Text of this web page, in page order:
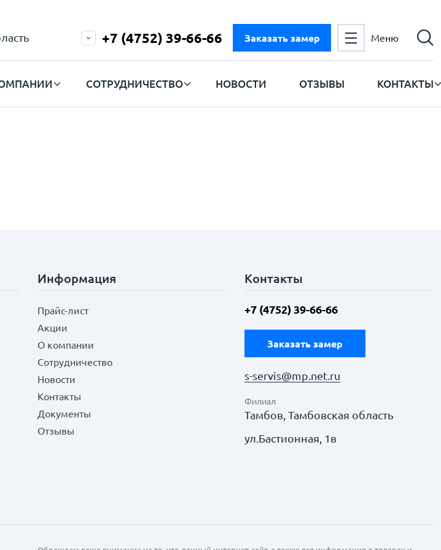
+7 (4752) 39-66-66 Заказать замер Меню
СОТРУДНИЧЕСТВО НОВОСТИ ОТЗЫВЫ КОНТАКТЫ
Информация
Прайс-лист
Акции
О компании
Сотрудничество
Новости
Контакты
Документы
Отзывы
Контакты
+7 (4752) 39-66-66
Заказать замер
s-servis@mp.net.ru
Филиал
Тамбов, Тамбовская область
ул.Бастионная, 1в